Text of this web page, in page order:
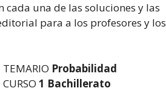
cada una de las soluciones y las
para a los profesores y los
TEMARIO Probabilidad
CURSO 1 Bachillerato